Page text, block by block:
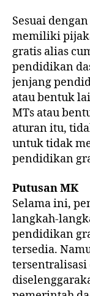
Sesuai
memiliki
gratis alias
pendidikan
jenjang
atau bentuk
MTs atau
aturan itu,
untuk tidak
pendidikan
Putusan MK
Selama ini,
langkah-
pendidikan
tersedia.